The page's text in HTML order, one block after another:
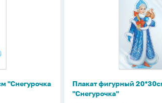
"Снегурочка
"Снегурочка"
Плакат фигурный
"Снегурочка"